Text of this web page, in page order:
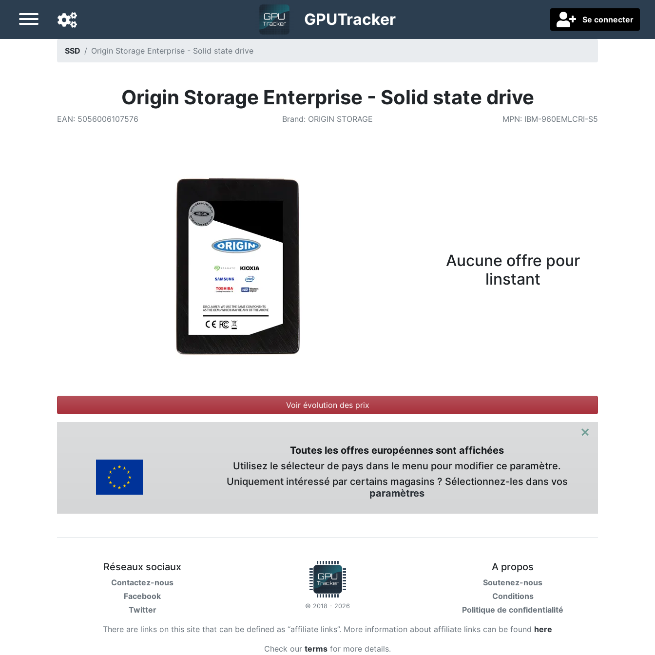
Se connecter
GPUTracker
SSD Origin Storage Enterprise - Solid state drive
Origin Storage Enterprise - Solid state drive
EAN: 5056006107576 Brand: ORIGIN STORAGE MPN: IBM-960EMLCRI-S5
Aucune offre pour
linstant
Voir évolution des prix
×
Toutes les offres européennes sont affichées
Utilisez le sélecteur de pays dans le menu pour modifier ce paramètre.
Uniquement intéressé par certains magasins ? Sélectionnez-les dans vos
paramètres
Réseaux sociaux
Contactez-nous
Facebook
Twitter
© 2018 - 2026
A propos
Soutenez-nous
Conditions
Politique de confidentialité
There are links on this site that can be defined as “affiliate links”. More information about affiliate links can be found here
Check our terms for more details.